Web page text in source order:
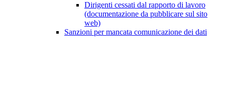
Dirigenti cessati dal rapporto di lavoro
(documentazione da pubblicare sul sito
web)
Sanzioni per mancata comunicazione dei dati